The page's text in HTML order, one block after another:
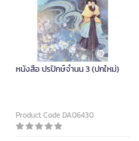
หนังสือ ปรปักษ์จำนน 3 (ปกใหม่)
Product Code DA06430